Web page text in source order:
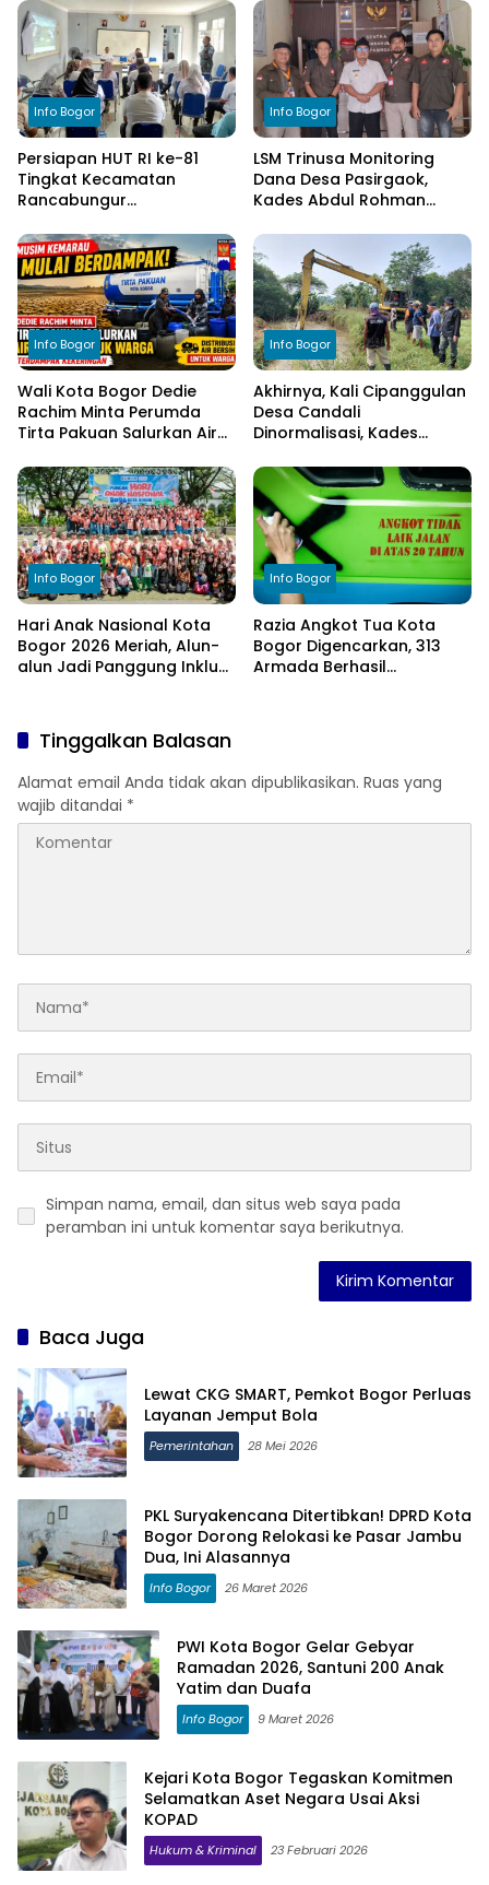
Info Bogor
Persiapan HUT RI ke-81
Tingkat Kecamatan
Rancabungur
Cimulang, Libatkan Seluruh
Elemen Masyarakat
Info Bogor
LSM Trinusa Monitoring
Dana Desa Pasirgaok,
Kades Abdul Rohman
Transparansi Pengelolaan
Anggaran
Info Bogor
Wali Kota Bogor Dedie
Rachim Minta Perumda
Tirta Pakuan Salurkan Air
Terdampak Kekeringan
Info Bogor
Akhirnya, Kali Cipanggulan
Desa Candali
Dinormalisasi, Kades
kepada Bupati Bogor
Info Bogor
Hari Anak Nasional Kota
Bogor 2026 Meriah, Alun-
alun Jadi Panggung Inklusi
Info Bogor
Razia Angkot Tua Kota
Bogor Digencarkan, 313
Armada Berhasil
Tinggalkan Balasan
Alamat email Anda tidak akan dipublikasikan. Ruas yang
wajib ditandai *
Simpan nama, email, dan situs web saya pada
peramban ini untuk komentar saya berikutnya.
Baca Juga
Lewat CKG SMART, Pemkot Bogor Perluas
Layanan Jemput Bola
Pemerintahan 28 Mei 2026
PKL Suryakencana Ditertibkan! DPRD Kota
Bogor Dorong Relokasi ke Pasar Jambu
Dua, Ini Alasannya
Info Bogor 26 Maret 2026
PWI Kota Bogor Gelar Gebyar
Ramadan 2026, Santuni 200 Anak
Yatim dan Duafa
Info Bogor 9 Maret 2026
Kejari Kota Bogor Tegaskan Komitmen
Selamatkan Aset Negara Usai Aksi
KOPAD
Hukum & Kriminal 23 Februari 2026